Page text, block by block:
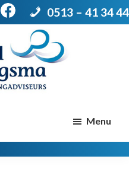
0513 – 41 34 44
Menu